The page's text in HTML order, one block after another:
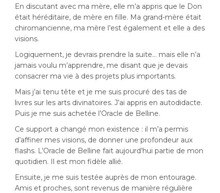
En discutant avec ma mère, elle m’a appris que le Don
était héréditaire, de mère en fille. Ma grand-mère était
chiromancienne, ma mère l’est également et elle a des
visions.
Logiquement, je devrais prendre la suite… mais elle n’a
jamais voulu m’apprendre, me disant que je devais
consacrer ma vie à des projets plus importants.
Mais j’ai tenu tête et je me suis procuré des tas de
livres sur les arts divinatoires. J’ai appris en autodidacte.
Puis je me suis achetée l’Oracle de Belline.
Ce support a changé mon existence : il m’a permis
d’affiner mes visions, de donner une profondeur aux
flashs. L’Oracle de Belline fait aujourd’hui partie de mon
quotidien. Il est mon fidèle allié.
Ensuite, je me suis testée auprès de mon entourage.
Amis et proches, sont revenus de manière régulière